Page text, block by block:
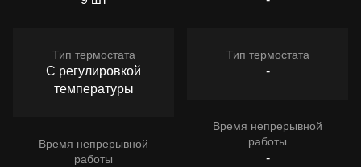
Тип термостата
С регулировкой
температуры
Время непрерывной
работы
Тип термостата
-
Время непрерывной
работы
-